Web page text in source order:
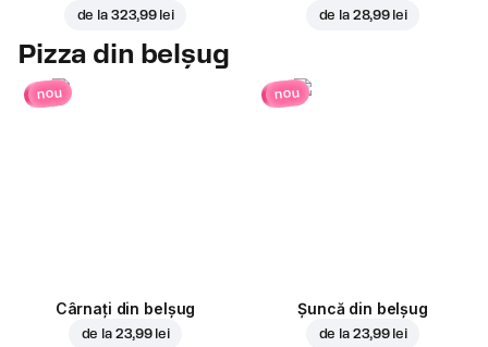
de la 323,99 lei de la 28,99 lei
Pizza din belșug
nou
Cârnați din belșug
de la 23,99 lei
nou
Șuncă din belșug
de la 23,99 lei